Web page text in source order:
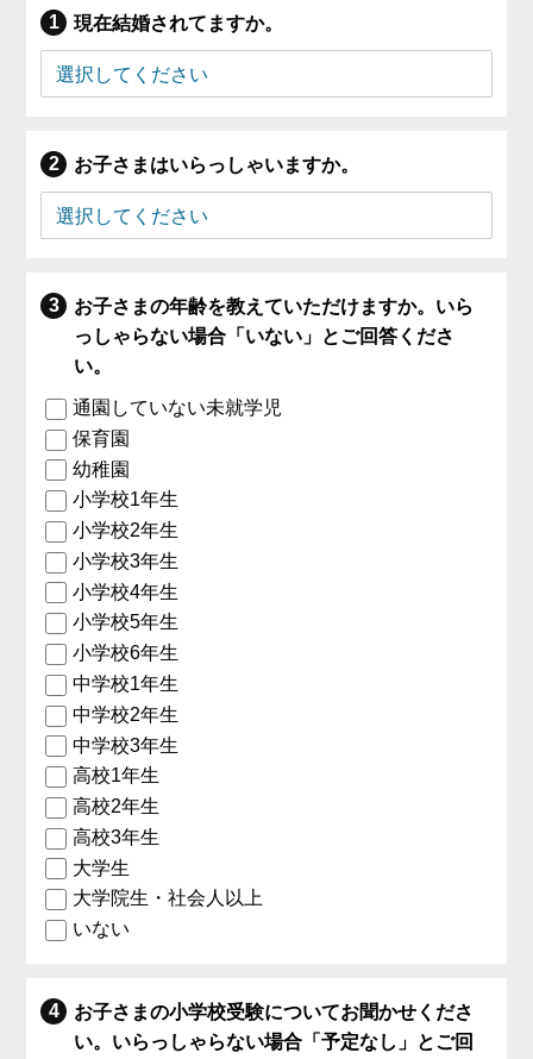
現在結婚されてますか。
お子さまはいらっしゃいますか。
お子さまの年齢を教えていただけますか。いら
っしゃらない場合「いない」とご回答くださ
い。
通園していない未就学児
保育園
幼稚園
小学校1年生
小学校2年生
小学校3年生
小学校4年生
小学校5年生
小学校6年生
中学校1年生
中学校2年生
中学校3年生
高校1年生
高校2年生
高校3年生
大学生
大学院生・社会人以上
いない
お子さまの小学校受験についてお聞かせくださ
い。いらっしゃらない場合「予定なし」とご回